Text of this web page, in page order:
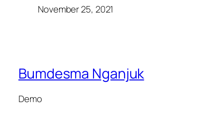
November 25, 2021
Bumdesma Nganjuk
Demo